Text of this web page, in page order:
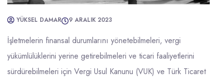
YÜKSEL DAMAR 9 ARALIK 2023
İşletmelerin finansal durumlarını yönetebilmeleri, vergi
yükümlülüklerini yerine getirebilmeleri ve ticari faaliyetlerini
sürdürebilmeleri için Vergi Usul Kanunu (VUK) ve Türk Ticaret